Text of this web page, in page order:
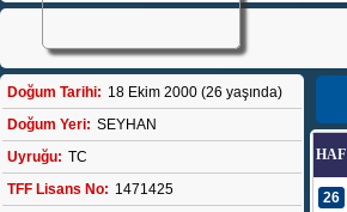
Doğum Tarihi: 18 Ekim 2000 (26 yaşında)
Doğum Yeri: SEYHAN
Uyruğu: TC
TFF Lisans No: 1471425
HAF
26